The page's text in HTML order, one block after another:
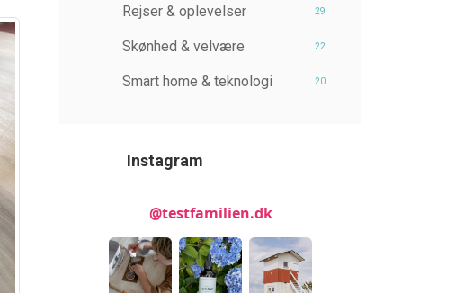
Rejser & oplevelser 29
Skønhed & velvære 22
Smart home & teknologi 20
Instagram
@testfamilien.dk